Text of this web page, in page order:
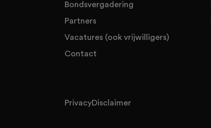
Bondsvergadering
Partners
Vacatures (ook vrijwilligers)
Contact
PrivacyDisclaimer